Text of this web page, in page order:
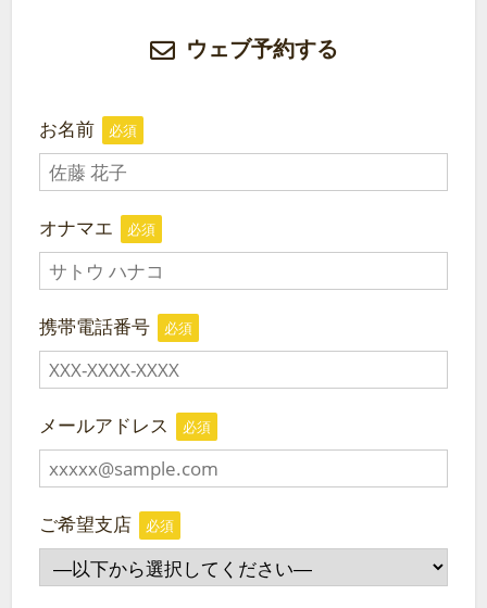
ウェブ予約する
お名前 必須
オナマエ 必須
携帯電話番号 必須
メールアドレス 必須
ご希望支店 必須